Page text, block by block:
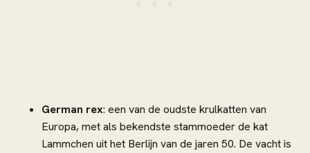
German rex: een van de oudste krulkatten van
Europa, met als bekendste stammoeder de kat
Lammchen uit het Berlijn van de jaren 50. De vacht is